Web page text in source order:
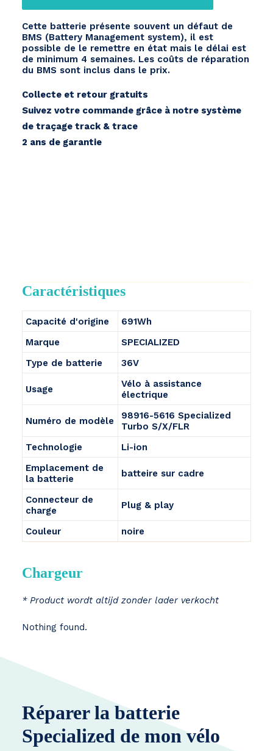
Cette batterie présente souvent un défaut de
BMS (Battery Management system), il est
possible de le remettre en état mais le délai est
de minimum 4 semaines. Les coûts de réparation
du BMS sont inclus dans le prix.
Collecte et retour gratuits
Suivez votre commande grâce à notre système
de traçage track & trace
2 ans de garantie
Caractéristiques
Capacité d'origine
691Wh
Marque
SPECIALIZED
Type de batterie
36V
Usage
Vélo à assistance
électrique
Numéro de modèle
98916-5616 Specialized
Turbo S/X/FLR
Technologie
Li-ion
Emplacement de
la batterie
batteire sur cadre
Connecteur de
charge
Plug & play
Couleur noire
Chargeur
* Product wordt altijd zonder lader verkocht
Nothing found.
Réparer la batterie
Specialized de mon vélo